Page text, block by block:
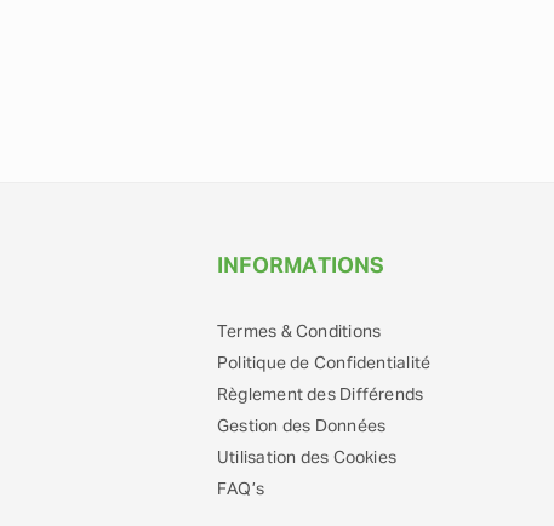
INFORMATIONS
Termes & Conditions
Politique de Confidentialité
Règlement des Différends
Gestion des Données
Utilisation des Cookies
FAQ’s